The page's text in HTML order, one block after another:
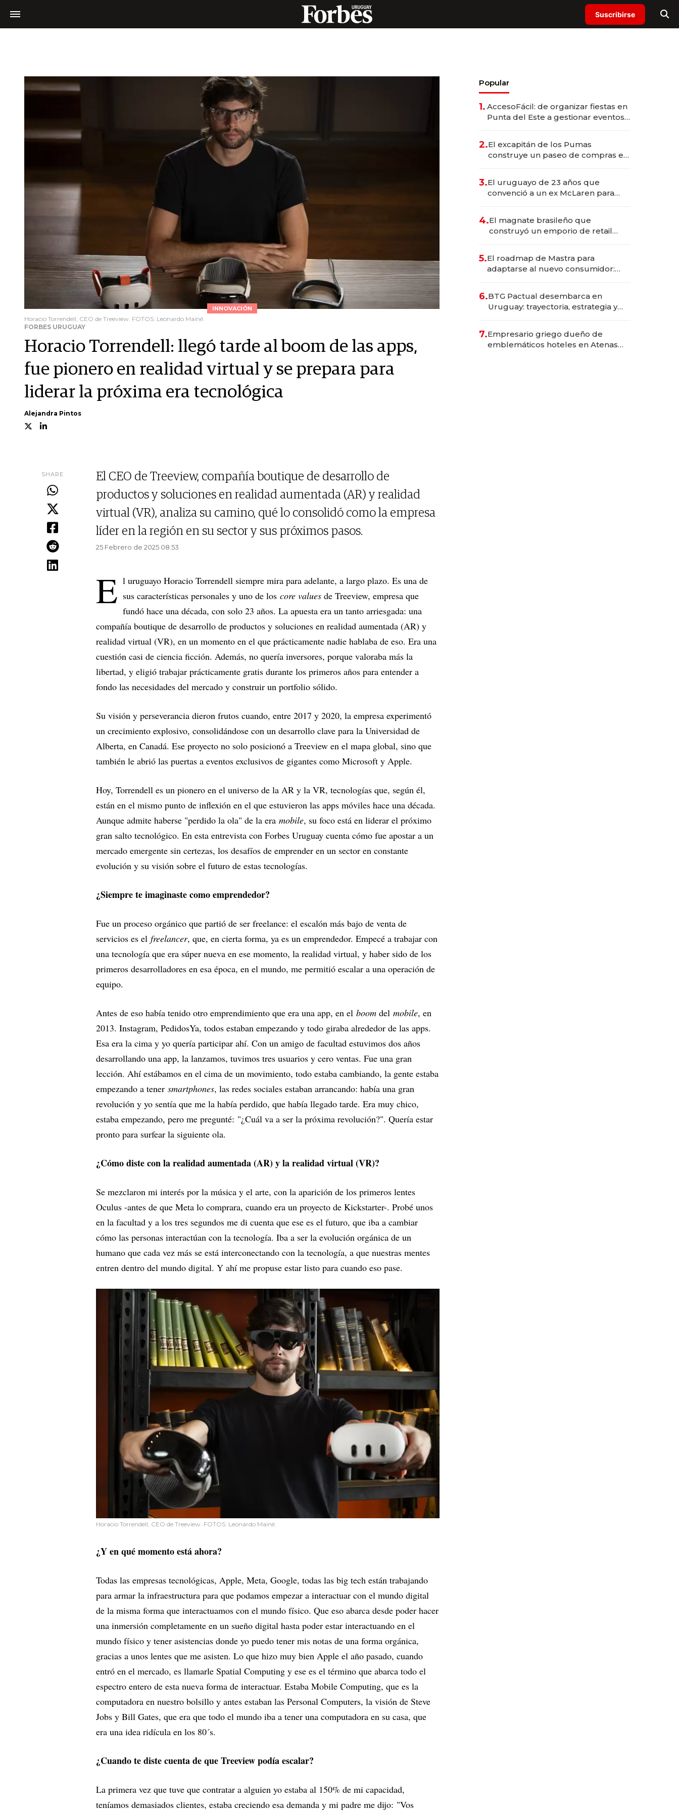
Suscribirse
INNOVACIÓN
Horacio Torrendell, CEO de Treeview. FOTOS: Leonardo Mainé.
FORBES URUGUAY
Horacio Torrendell: llegó tarde al boom de las apps,
fue pionero en realidad virtual y se prepara para
liderar la próxima era tecnológica
Alejandra Pintos
SHARE
El CEO de Treeview, compañía boutique de desarrollo de
productos y soluciones en realidad aumentada (AR) y realidad
virtual (VR), analiza su camino, qué lo consolidó como la empresa
líder en la región en su sector y sus próximos pasos.
25 Febrero de 2025 08.53
E l uruguayo Horacio Torrendell siempre mira para adelante, a largo plazo. Es una de
sus características personales y uno de los core values de Treeview, empresa que
fundó hace una década, con solo 23 años. La apuesta era un tanto arriesgada: una
compañía boutique de desarrollo de productos y soluciones en realidad aumentada (AR) y
realidad virtual (VR), en un momento en el que prácticamente nadie hablaba de eso. Era una
cuestión casi de ciencia ficción. Además, no quería inversores, porque valoraba más la
libertad, y eligió trabajar prácticamente gratis durante los primeros años para entender a
fondo las necesidades del mercado y construir un portfolio sólido.
Su visión y perseverancia dieron frutos cuando, entre 2017 y 2020, la empresa experimentó
un crecimiento explosivo, consolidándose con un desarrollo clave para la Universidad de
Alberta, en Canadá. Ese proyecto no solo posicionó a Treeview en el mapa global, sino que
también le abrió las puertas a eventos exclusivos de gigantes como Microsoft y Apple.
Hoy, Torrendell es un pionero en el universo de la AR y la VR, tecnologías que, según él,
están en el mismo punto de inflexión en el que estuvieron las apps móviles hace una década.
Aunque admite haberse "perdido la ola" de la era mobile, su foco está en liderar el próximo
gran salto tecnológico. En esta entrevista con Forbes Uruguay cuenta cómo fue apostar a un
mercado emergente sin certezas, los desafíos de emprender en un sector en constante
evolución y su visión sobre el futuro de estas tecnologías.
¿Siempre te imaginaste como emprendedor?
Fue un proceso orgánico que partió de ser freelance: el escalón más bajo de venta de
servicios es el freelancer, que, en cierta forma, ya es un emprendedor. Empecé a trabajar con
una tecnología que era súper nueva en ese momento, la realidad virtual, y haber sido de los
primeros desarrolladores en esa época, en el mundo, me permitió escalar a una operación de
equipo.
Antes de eso había tenido otro emprendimiento que era una app, en el boom del mobile, en
2013. Instagram, PedidosYa, todos estaban empezando y todo giraba alrededor de las apps.
Esa era la cima y yo quería participar ahí. Con un amigo de facultad estuvimos dos años
desarrollando una app, la lanzamos, tuvimos tres usuarios y cero ventas. Fue una gran
lección. Ahí estábamos en el cima de un movimiento, todo estaba cambiando, la gente estaba
empezando a tener smartphones, las redes sociales estaban arrancando: había una gran
revolución y yo sentía que me la había perdido, que había llegado tarde. Era muy chico,
estaba empezando, pero me pregunté: "¿Cuál va a ser la próxima revolución?". Quería estar
pronto para surfear la siguiente ola.
¿Cómo diste con la realidad aumentada (AR) y la realidad virtual (VR)?
Se mezclaron mi interés por la música y el arte, con la aparición de los primeros lentes
Oculus -antes de que Meta lo comprara, cuando era un proyecto de Kickstarter-. Probé unos
en la facultad y a los tres segundos me di cuenta que ese es el futuro, que iba a cambiar
cómo las personas interactúan con la tecnología. Iba a ser la evolución orgánica de un
humano que cada vez más se está interconectando con la tecnología, a que nuestras mentes
entren dentro del mundo digital. Y ahí me propuse estar listo para cuando eso pase.
Horacio Torrendell, CEO de Treeview. FOTOS: Leonardo Mainé.
¿Y en qué momento está ahora?
Todas las empresas tecnológicas, Apple, Meta, Google, todas las big tech están trabajando
para armar la infraestructura para que podamos empezar a interactuar con el mundo digital
de la misma forma que interactuamos con el mundo físico. Que eso abarca desde poder hacer
una inmersión completamente en un sueño digital hasta poder estar interactuando en el
mundo físico y tener asistencias donde yo puedo tener mis notas de una forma orgánica,
gracias a unos lentes que me asisten. Lo que hizo muy bien Apple el año pasado, cuando
entró en el mercado, es llamarle Spatial Computing y ese es el término que abarca todo el
espectro entero de esta nueva forma de interactuar. Estaba Mobile Computing, que es la
computadora en nuestro bolsillo y antes estaban las Personal Computers, la visión de Steve
Jobs y Bill Gates, que era que todo el mundo iba a tener una computadora en su casa, que
era una idea ridícula en los 80´s.
¿Cuando te diste cuenta de que Treeview podía escalar?
La primera vez que tuve que contratar a alguien yo estaba al 150% de mi capacidad,
teníamos demasiados clientes, estaba creciendo esa demanda y mi padre me dijo: "Vos
Popular
1. AccesoFácil: de organizar fiestas en
Punta del Este a gestionar eventos
2.El excapitán de los Pumas
construye un paseo de compras en
3.El uruguayo de 23 años que
convenció a un ex McLaren para
4.El magnate brasileño que
construyó un emporio de retail
Uruguay y Paraguay
5.El roadmap de Mastra para
adaptarse al nuevo consumidor:
mira al exterior
6.BTG Pactual desembarca en
Uruguay: trayectoria, estrategia y
el país
7.Empresario griego dueño de
emblemáticos hoteles en Atenas